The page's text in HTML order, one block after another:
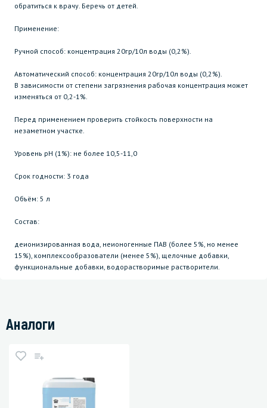
обратиться к врачу. Беречь от детей.
Применение:
Ручной способ: концентрация 20гр/10л воды (0,2%).
Автоматический способ: концентрация 20гр/10л воды (0,2%).
В зависимости от степени загрязнения рабочая концентрация может
изменяться от 0,2-1%.
Перед применением проверить стойкость поверхности на
незаметном участке.
Уровень рН (1%): не более 10,5-11,0
Срок годности: 3 года
Объём: 5 л
Состав:
деионизированная вода, неионогенные ПАВ (более 5%, но менее
15%), комплексообразователи (менее 5%), щелочные добавки,
функциональные добавки, водорастворимые растворители.
Аналоги